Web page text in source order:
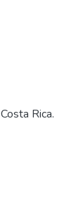
Rica.